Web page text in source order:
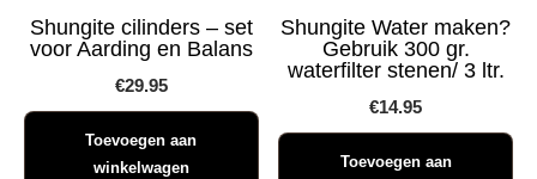
Shungite cilinders – set
voor Aarding en Balans
€29.95
Toevoegen aan
winkelwagen
Shungite Water maken?
Gebruik 300 gr.
waterfilter stenen/ 3 ltr.
€14.95
Toevoegen aan